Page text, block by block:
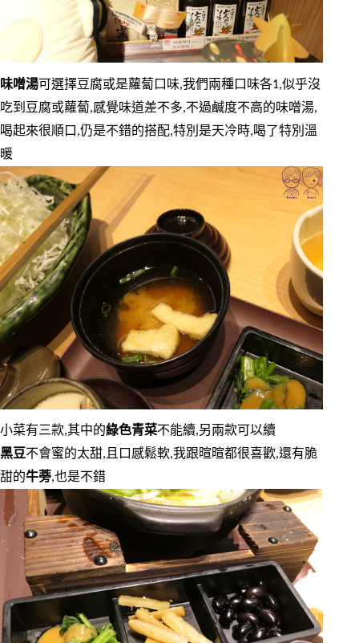
味噌湯可選擇豆腐或是蘿蔔口味,我們兩種口味各1,似乎沒
吃到豆腐或蘿蔔,感覺味道差不多,不過鹹度不高的味噌湯,
喝起來很順口,仍是不錯的搭配,特別是天冷時,喝了特別溫
暖
小菜有三款,其中的綠色青菜不能續,另兩款可以續
黑豆不會蜜的太甜,且口感鬆軟,我跟暄暄都很喜歡,還有脆
甜的牛蒡,也是不錯